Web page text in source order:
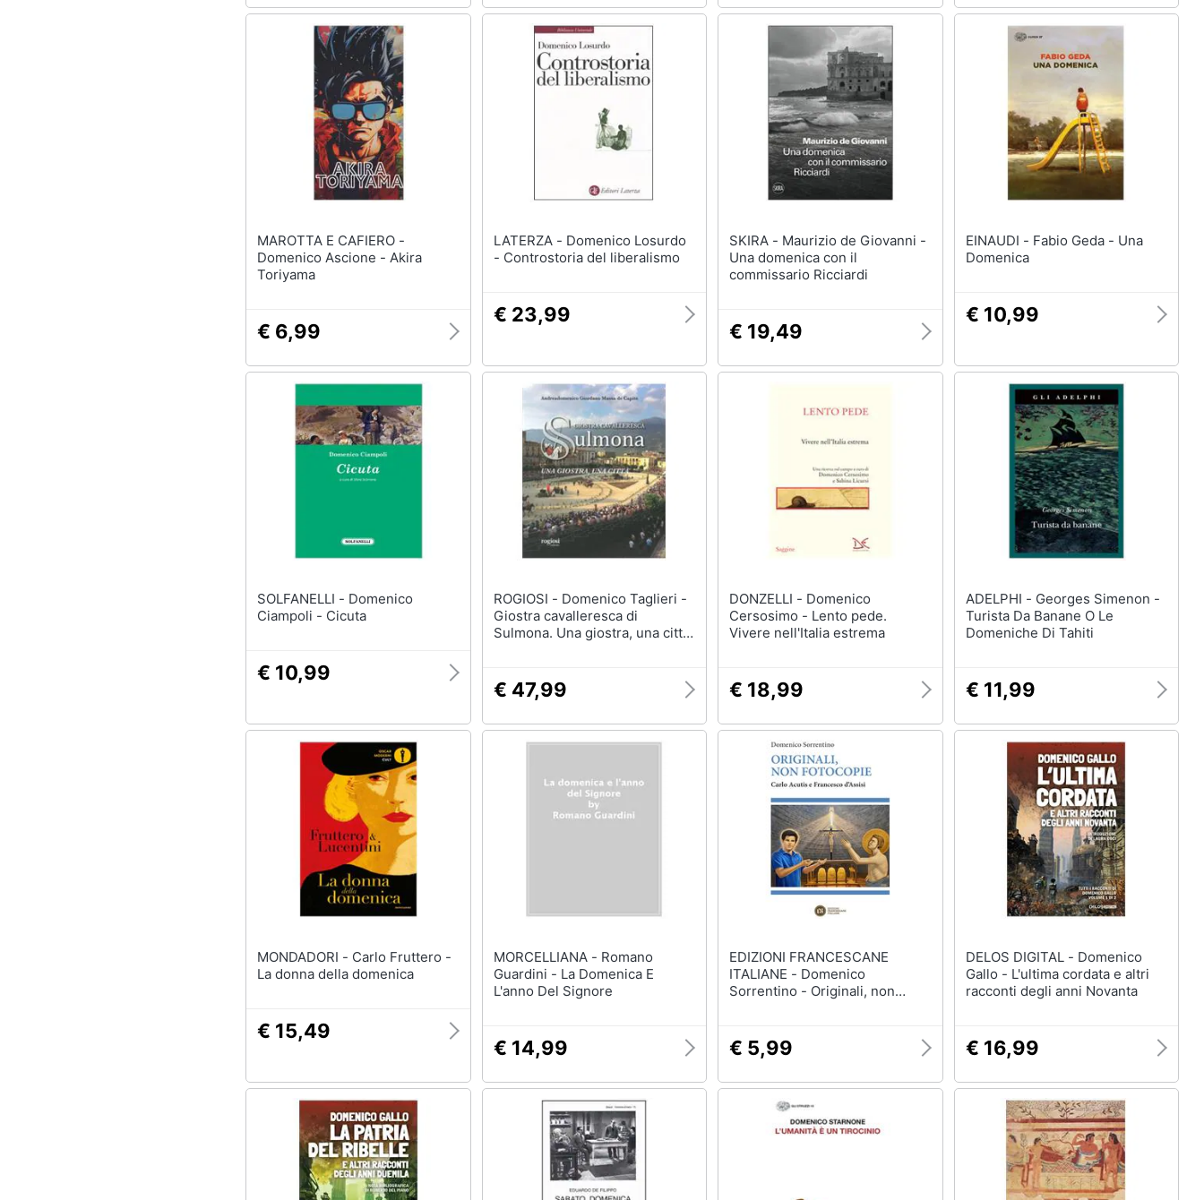
MAROTTA E CAFIERO -
Domenico Ascione - Akira
Toriyama
€ 6,99
LATERZA - Domenico Losurdo
- Controstoria del liberalismo
€ 23,99
SKIRA - Maurizio de Giovanni -
Una domenica con il
commissario Ricciardi
€ 19,49
EINAUDI - Fabio Geda - Una
Domenica
€ 10,99
SOLFANELLI - Domenico
Ciampoli - Cicuta
€ 10,99
ROGIOSI - Domenico Taglieri -
Giostra cavalleresca di
Sulmona. Una giostra, una città.
€ 47,99
DONZELLI - Domenico
Cersosimo - Lento pede.
Vivere nell'Italia estrema
€ 18,99
ADELPHI - Georges Simenon -
Turista Da Banane O Le
Domeniche Di Tahiti
€ 11,99
MONDADORI - Carlo Fruttero -
La donna della domenica
€ 15,49
MORCELLIANA - Romano
Guardini - La Domenica E
L'anno Del Signore
€ 14,99
EDIZIONI FRANCESCANE
ITALIANE - Domenico
Sorrentino - Originali, non
€ 5,99
DELOS DIGITAL - Domenico
Gallo - L'ultima cordata e altri
racconti degli anni Novanta
€ 16,99